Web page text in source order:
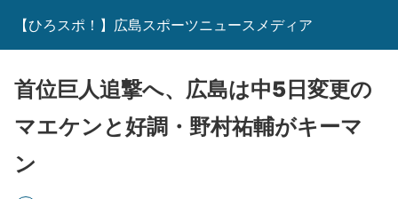
【ひろスポ！】広島スポーツニュースメディア
首位巨人追撃へ、広島は中5日変更の
マエケンと好調・野村祐輔がキーマ
ン